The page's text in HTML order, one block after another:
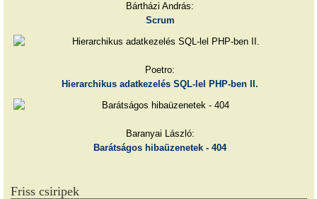
Bártházi András:
Scrum
Poetro:
Hierarchikus adatkezelés SQL-lel PHP-ben II.
Baranyai László:
Barátságos hibaüzenetek - 404
Friss csiripek